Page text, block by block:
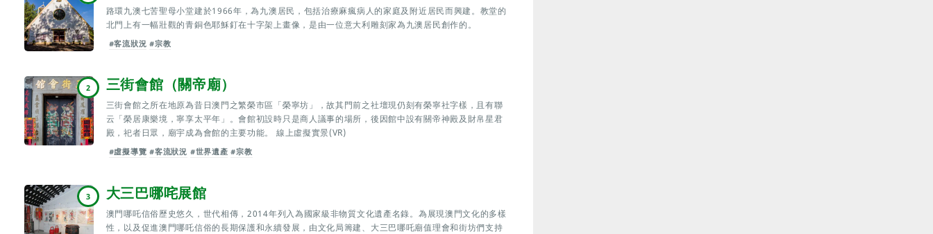
路環九澳七苦聖母小堂建於1966年，為九澳居民，包括治療麻瘋病人的家庭及附近居民而興建。教堂的
北門上有一幅壯觀的青銅色耶穌釘在十字架上畫像，是由一位意大利雕刻家為九澳居民創作的。
#客流狀況 #宗教
2 三街會館（關帝廟）
三街會館之所在地原為昔日澳門之繁榮市區「榮寧坊」，故其門前之社壇現仍刻有榮寧社字樣，且有聯
云「榮居康樂境，寧享太平年」。會館初設時只是商人議事的場所，後因館中設有關帝神殿及財帛星君
殿，祀者日眾，廟宇成為會館的主要功能。 線上虛擬實景(VR)
#虛擬導覽 #客流狀況 #世界遺產 #宗教
3 大三巴哪咤展館
澳門哪吒信俗歷史悠久，世代相傳，2014年列入為國家級非物質文化遺產名錄。為展現澳門文化的多樣
性，以及促進澳門哪吒信俗的長期保護和永續發展，由文化局籌建、大三巴哪吒廟值理會和街坊們支持